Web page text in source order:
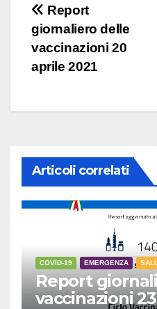
Navigazione
articoli
Report
giornaliero delle
vaccinazioni 20
aprile 2021
Articoli correlati
COVID-19 EMERGENZA
Report
vaccinazioni